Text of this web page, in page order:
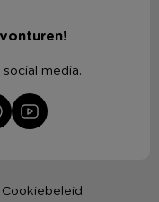
media.
Cookiebeleid